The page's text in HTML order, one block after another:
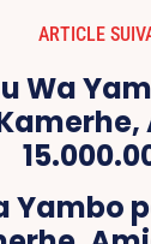
ARTICLE
Yambo